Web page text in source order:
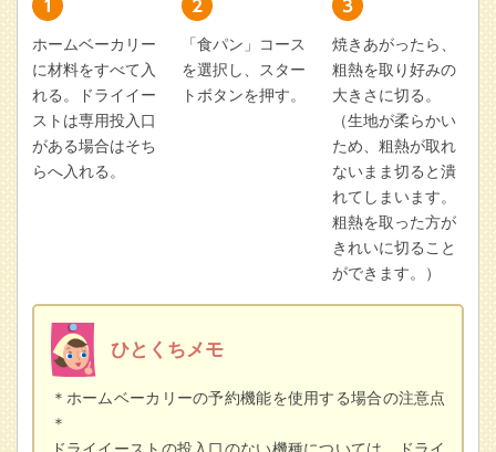
ホームベーカリー
に材料をすべて入
れる。ドライイー
ストは専用投入口
がある場合はそち
らへ入れる。
「食パン」コース
を選択し、スター
トボタンを押す。
焼きあがったら、
粗熱を取り好みの
大きさに切る。
（生地が柔らかい
ため、粗熱が取れ
ないまま切ると潰
れてしまいます。
粗熱を取った方が
きれいに切ること
ができます。）
ひとくちメモ
＊ホームベーカリーの予約機能を使用する場合の注意点
＊
ドライイーストの投入口のない機種については、ドライ